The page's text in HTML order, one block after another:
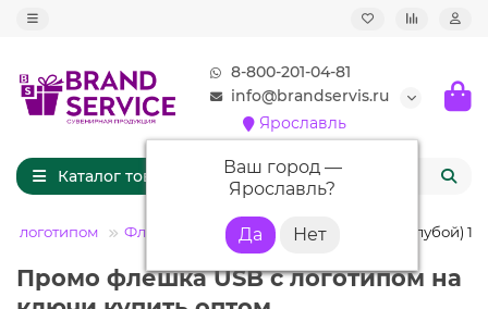
8-800-201-04-81
info@brandservis.ru
Ярославль
Ваш город —
Ярославль?
Каталог товаров
логотипом Флешки кожаные Флешка KJ020 (голубой) 16
Промо флешка USB с логотипом на